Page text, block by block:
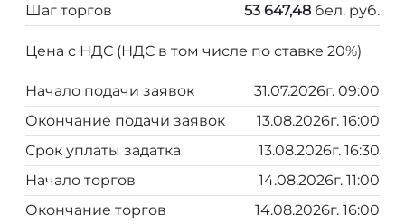
Шаг торгов
53 647,48 бел. руб.
Цена с НДС (НДС в том числе по ставке 20%)
Начало подачи заявок
31.07.2026г. 09:00
Окончание подачи заявок
13.08.2026г. 16:00
Срок уплаты задатка
13.08.2026г. 16:30
Начало торгов
14.08.2026г. 11:00
Окончание торгов
14.08.2026г. 16:00